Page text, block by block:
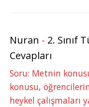
Nuran - 2. Sınıf
Cevapları
Soru: Metnin
konusu,
heykel çalışmaları